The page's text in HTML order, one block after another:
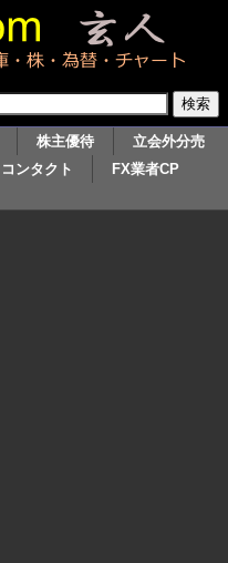
株主優待
立会外分売
コンタクト
FX業者CP